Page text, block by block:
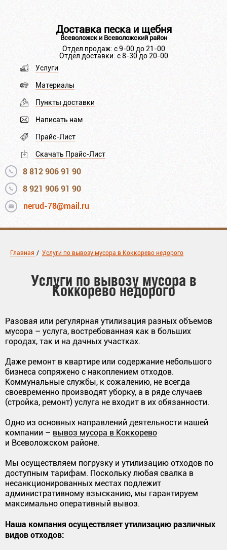
Доставка песка и щебня
Всеволожск и Всеволожский район
Отдел продаж: с 9-00 до 21-00
Отдел доставки: с 8-30 до 20-00
Услуги
Материалы
Пункты доставки
Написать нам
Прайс-Лист
Скачать Прайс-Лист
8 812 906 91 90
8 921 906 91 90
nerud-78@mail.ru
Главная / Услуги по вывозу мусора в Коккорево недорого
Услуги по вывозу мусора в
Коккорево недорого
Разовая или регулярная утилизация разных объемов
мусора – услуга, востребованная как в больших
городах, так и на дачных участках.
Даже ремонт в квартире или содержание небольшого
бизнеса сопряжено с накоплением отходов.
Коммунальные службы, к сожалению, не всегда
своевременно производят уборку, а в ряде случаев
(стройка, ремонт) услуга не входит в их обязанности.
Одно из основных направлений деятельности нашей
компании – вывоз мусора в Коккорево
и Всеволожском районе.
Мы осуществляем погрузку и утилизацию отходов по
доступным тарифам. Поскольку любая свалка в
несанкционированных местах подлежит
административному взысканию, мы гарантируем
максимально оперативный вывоз.
Наша компания осуществляет утилизацию различных
видов отходов: